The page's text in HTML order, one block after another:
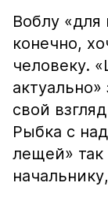
Воблу «для
конечно,
человеку.
свой
Рыбка с
лещей» так